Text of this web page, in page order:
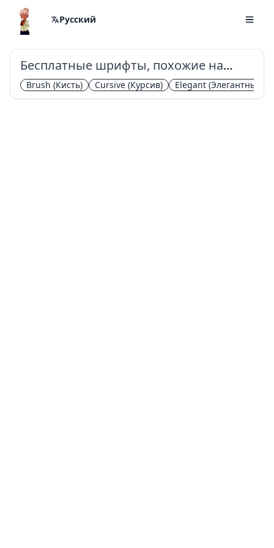
Русский
Бесплатные шрифты, похожие наComforter
Brush (Кисть) Cursive (Курсив) Elegant (Элегантный)